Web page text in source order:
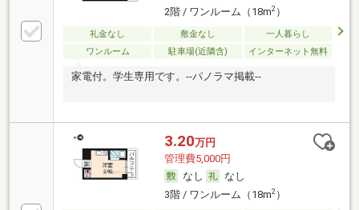
2階 / ワンルーム（18m2）
礼金なし 敷金なし
一人暮らし
ワンルーム
駐車場(近隣含) インターネット無料
家電付。学生専用です。--パノラマ掲載--
3.20万円
管理費5,000円
なし
なし
3階 / ワンルーム（18m2）